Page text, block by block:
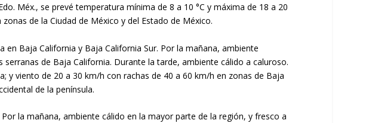
Méx., se prevé temperatura mínima de 8 a 10 °C y máxima de 18 a 20
de la Ciudad de México y del Estado de México.
Baja California y Baja California Sur. Por la mañana, ambiente
de Baja California. Durante la tarde, ambiente cálido a caluroso.
y viento de 20 a 30 km/h con rachas de 40 a 60 km/h en zonas de Baja
de la península.
la mañana, ambiente cálido en la mayor parte de la región, y fresco a